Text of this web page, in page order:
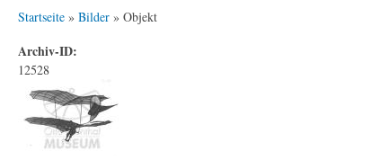
Startseite » Bilder » Objekt
Archiv-ID:
12528